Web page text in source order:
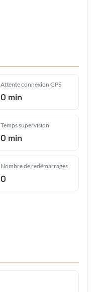
Attente connexion GPS
0 min
Temps supervision
0 min
Nombre de redémarrages
0